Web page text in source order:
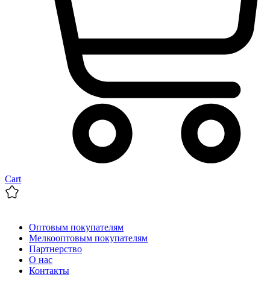
Cart
Оптовым покупателям
Мелкооптовым покупателям
Партнерство
О нас
Контакты